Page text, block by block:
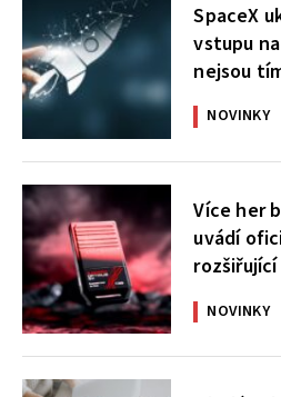
SpaceX
vstupu
nejsou
NOVINKY
Více her
uvádí
X|S
NOVINKY